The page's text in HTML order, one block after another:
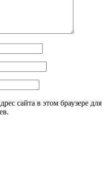
сайта в этом браузере для